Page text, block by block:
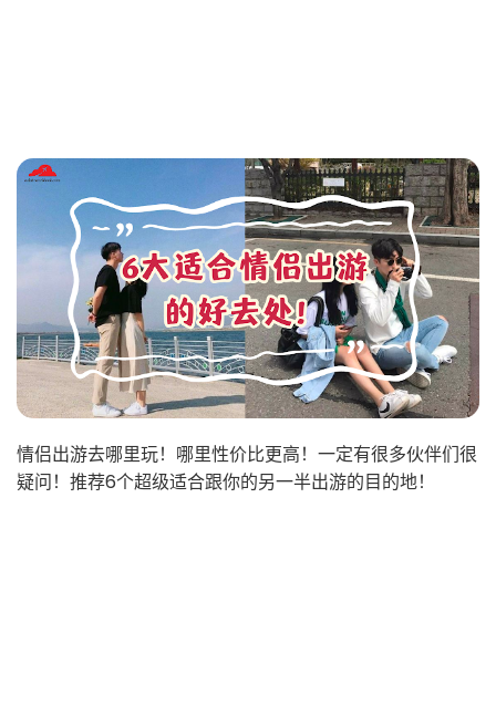
情侣出游去哪里玩！哪里性价比更高！一定有很多伙伴们很
疑问！推荐6个超级适合跟你的另一半出游的目的地！